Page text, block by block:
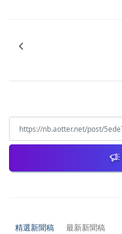
精選新聞稿 最新新聞稿